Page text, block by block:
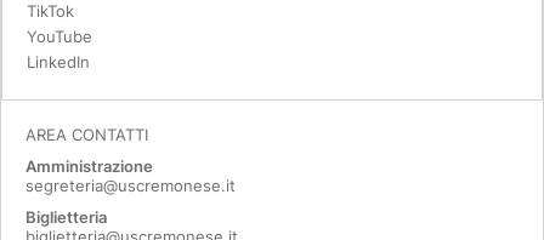
TikTok
YouTube
LinkedIn
AREA CONTATTI
Amministrazione
segreteria@uscremonese.it
Biglietteria